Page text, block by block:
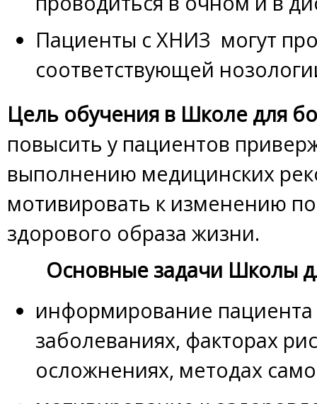
Пациенты с ХНИЗ могут
соответствующей
Цель обучения в Школе для
повысить у пациентов
выполнению медицинских
мотивировать к изменению
здорового образа жизни.
Основные задачи Школы
информирование
заболеваниях, факторах
осложнениях, методах